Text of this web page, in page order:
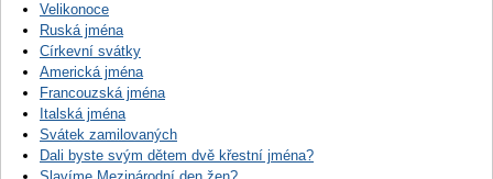
Velikonoce
Ruská jména
Církevní svátky
Americká jména
Francouzská jména
Italská jména
Svátek zamilovaných
Dali byste svým dětem dvě křestní jména?